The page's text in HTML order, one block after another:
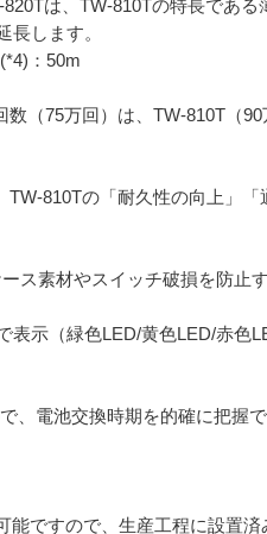
は、TW-810Tの特長であ
します。
：50m
（75万回）は、TW-810T（
810Tの「耐久性の向上」
ス素材やスイッチ破損を防止
示（緑色LED/黄色LED/赤色
、電池交換時期を的確に把握で
ですので、生産工程に設置